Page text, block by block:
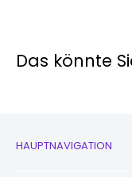
Das könnte
HAUPTNAVIGATION